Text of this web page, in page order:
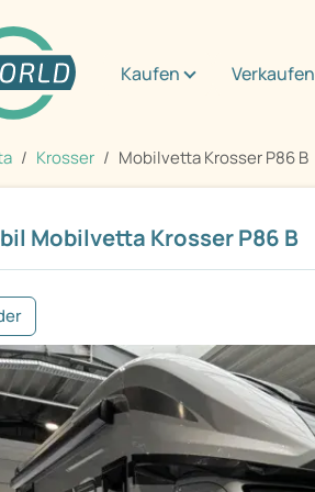
Kaufen Verkaufen
Krosser Mobilvetta Krosser P86 B
Mobilvetta Krosser P86 B